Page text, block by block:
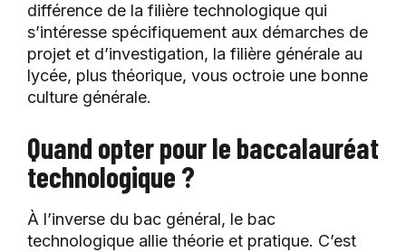
différence de la filière technologique qui
s’intéresse spécifiquement aux démarches de
projet et d’investigation, la filière générale au
lycée, plus théorique, vous octroie une bonne
culture générale.
Quand opter pour le baccalauréat
technologique ?
À l’inverse du bac général, le bac
technologique allie théorie et pratique. C’est